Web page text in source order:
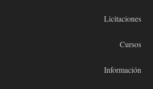
Licitaciones
Cursos
Información